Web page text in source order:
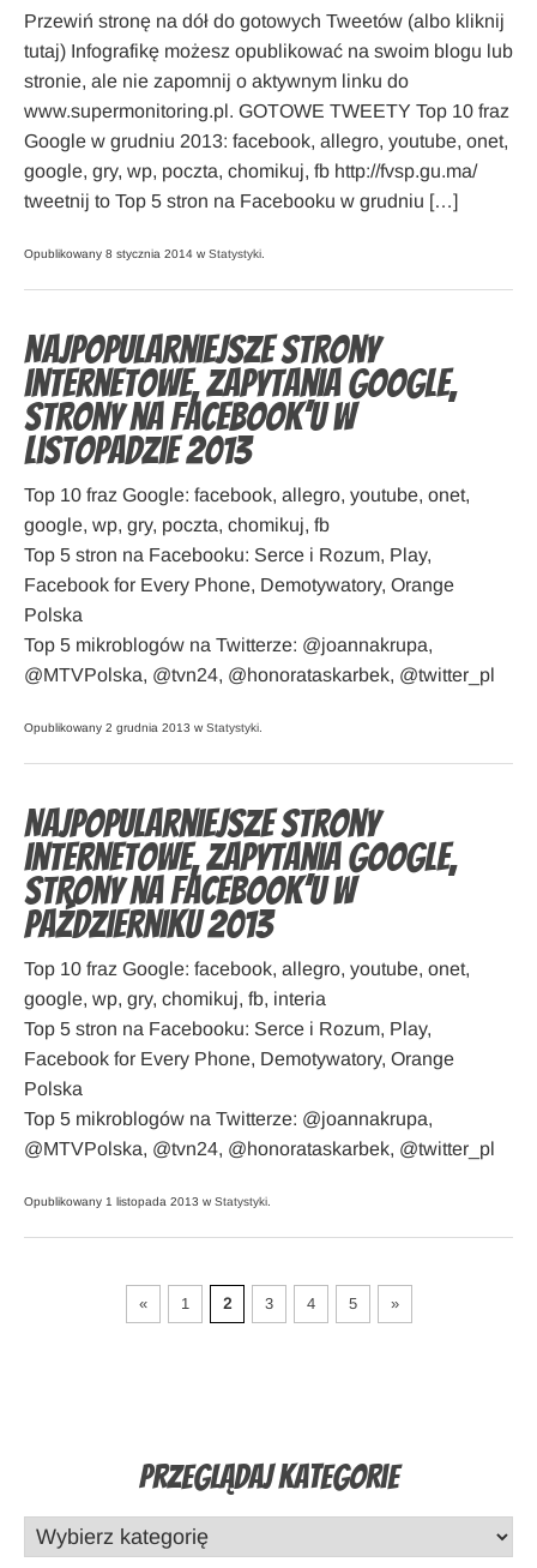
Przewiń stronę na dół do gotowych Tweetów (albo kliknij
tutaj) Infografikę możesz opublikować na swoim blogu lub
stronie, ale nie zapomnij o aktywnym linku do
www.supermonitoring.pl. GOTOWE TWEETY Top 10 fraz
Google w grudniu 2013: facebook, allegro, youtube, onet,
google, gry, wp, poczta, chomikuj, fb http://fvsp.gu.ma/
tweetnij to Top 5 stron na Facebooku w grudniu […]
Opublikowany 8 stycznia 2014 w Statystyki
Najpopularniejsze strony
internetowe, zapytania Google,
strony na Facebook’u w
listopadzie 2013
Top 10 fraz Google: facebook, allegro, youtube, onet,
google, wp, gry, poczta, chomikuj, fb
Top 5 stron na Facebooku: Serce i Rozum, Play,
Facebook for Every Phone, Demotywatory, Orange
Polska
Top 5 mikroblogów na Twitterze: @joannakrupa,
@MTVPolska, @tvn24, @honorataskarbek, @twitter_pl
Opublikowany 2 grudnia 2013 w Statystyki
Najpopularniejsze strony
internetowe, zapytania Google,
strony na Facebook’u w
październiku 2013
Top 10 fraz Google: facebook, allegro, youtube, onet,
google, wp, gry, chomikuj, fb, interia
Top 5 stron na Facebooku: Serce i Rozum, Play,
Facebook for Every Phone, Demotywatory, Orange
Polska
Top 5 mikroblogów na Twitterze: @joannakrupa,
@MTVPolska, @tvn24, @honorataskarbek, @twitter_pl
Opublikowany 1 listopada 2013 w Statystyki
« 1 2 3 4 5 »
Przeglądaj Kategorie